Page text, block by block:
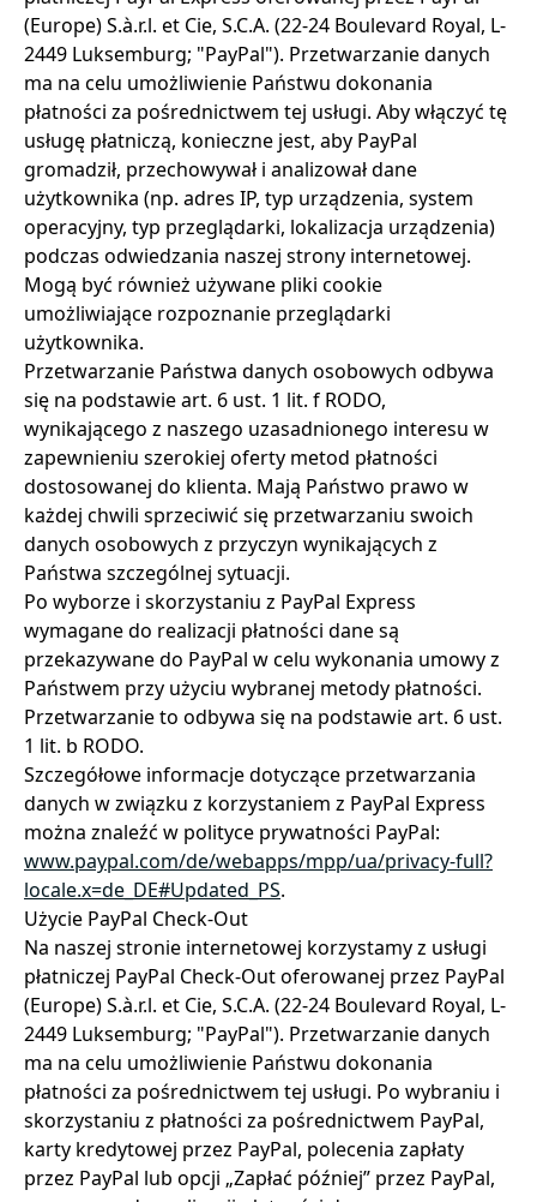
(Europe) S.à.r.l. et Cie, S.C.A. (22-24 Boulevard Royal, L-
2449 Luksemburg; "PayPal"). Przetwarzanie danych
ma na celu umożliwienie Państwu dokonania
płatności za pośrednictwem tej usługi. Aby włączyć tę
usługę płatniczą, konieczne jest, aby PayPal
gromadził, przechowywał i analizował dane
użytkownika (np. adres IP, typ urządzenia, system
operacyjny, typ przeglądarki, lokalizacja urządzenia)
podczas odwiedzania naszej strony internetowej.
Mogą być również używane pliki cookie
umożliwiające rozpoznanie przeglądarki
użytkownika.
Przetwarzanie Państwa danych osobowych odbywa
się na podstawie art. 6 ust. 1 lit. f RODO,
wynikającego z naszego uzasadnionego interesu w
zapewnieniu szerokiej oferty metod płatności
dostosowanej do klienta. Mają Państwo prawo w
każdej chwili sprzeciwić się przetwarzaniu swoich
danych osobowych z przyczyn wynikających z
Państwa szczególnej sytuacji.
Po wyborze i skorzystaniu z PayPal Express
wymagane do realizacji płatności dane są
przekazywane do PayPal w celu wykonania umowy z
Państwem przy użyciu wybranej metody płatności.
Przetwarzanie to odbywa się na podstawie art. 6 ust.
1 lit. b RODO.
Szczegółowe informacje dotyczące przetwarzania
danych w związku z korzystaniem z PayPal Express
można znaleźć w polityce prywatności PayPal:
www.paypal.com/de/webapps/mpp/ua/privacy-full?
locale.x=de_DE#Updated_PS.
Użycie PayPal Check-Out
Na naszej stronie internetowej korzystamy z usługi
płatniczej PayPal Check-Out oferowanej przez PayPal
(Europe) S.à.r.l. et Cie, S.C.A. (22-24 Boulevard Royal, L-
2449 Luksemburg; "PayPal"). Przetwarzanie danych
ma na celu umożliwienie Państwu dokonania
płatności za pośrednictwem tej usługi. Po wybraniu i
skorzystaniu z płatności za pośrednictwem PayPal,
karty kredytowej przez PayPal, polecenia zapłaty
przez PayPal lub opcji „Zapłać później” przez PayPal,